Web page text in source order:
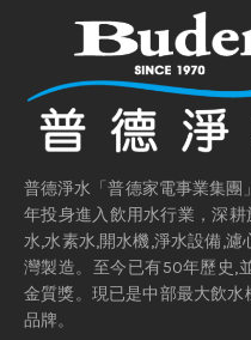
普德淨水「普德家電事業集團
年投身進入飲用水行業，深
水,水素水,開水機,淨水設備,
灣製造。至今已有50年歷史,
金質獎。現已是中部最大飲水
品牌。